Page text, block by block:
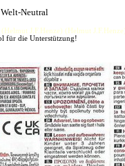
Neutral
J.F.Henze) (Helmut
für die Unterstützung!